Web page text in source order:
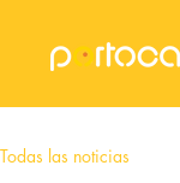
Todas las noticias